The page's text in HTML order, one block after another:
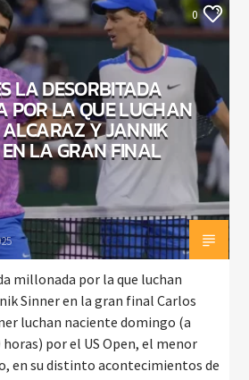
0
LA DESORBITADA
POR LA QUE LUCHAN
Y JANNIK
LA GRAN FINAL
millonada por la que luchan
Sinner en la gran final Carlos
luchan naciente domingo (a
horas) por el US Open, el menor
en su distinto acontecimientos de